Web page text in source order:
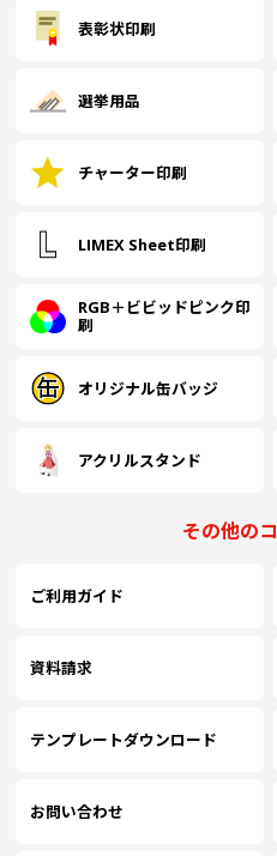
表彰状印刷
選挙用品
チャーター印刷
LIMEX Sheet印刷
RGB＋ビビッドピンク印
刷
オリジナル缶バッジ
アクリルスタンド
その他の
ご利用ガイド
資料請求
テンプレートダウンロード
お問い合わせ